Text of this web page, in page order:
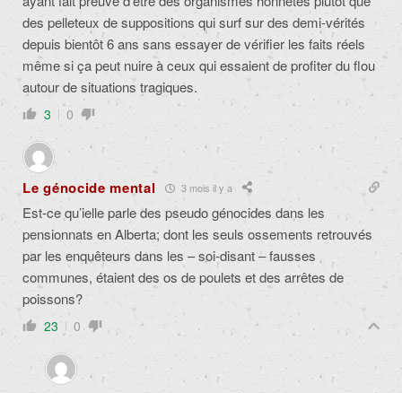
des pelleteux de suppositions qui surf sur des demi-vérités
depuis bientôt 6 ans sans essayer de vérifier les faits réels
même si ça peut nuire à ceux qui essaient de profiter du flou
autour de situations tragiques.
3 0
Le génocide mental 3 mois il y a
Est-ce qu’ielle parle des pseudo génocides dans les
pensionnats en Alberta; dont les seuls ossements retrouvés
par les enquêteurs dans les – soi-disant – fausses
communes, étaient des os de poulets et des arrêtes de
poissons?
23 0